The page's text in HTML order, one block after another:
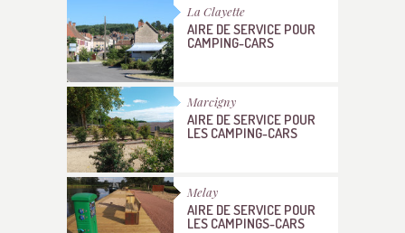
La Clayette
AIRE DE SERVICE POUR
CAMPING-CARS
Marcigny
AIRE DE SERVICE POUR
LES CAMPING-CARS
Melay
AIRE DE SERVICE POUR
LES CAMPINGS-CARS